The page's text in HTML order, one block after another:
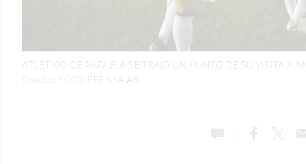
ATLÉTICO DE RAFAELA SE TRAJO UN PUNTO DE SU VISITA A
Crédito: FOTO PRENSA AR